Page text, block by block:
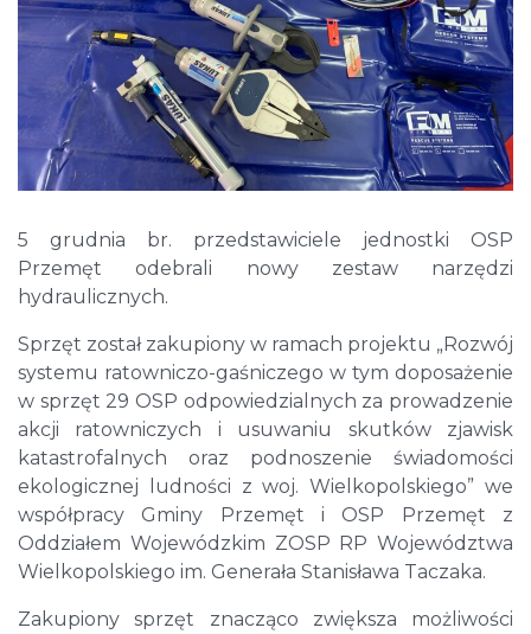
5 grudnia br. przedstawiciele jednostki OSP
Przemęt odebrali nowy zestaw narzędzi
hydraulicznych.
Sprzęt został zakupiony w ramach projektu „Rozwój
systemu ratowniczo-gaśniczego w tym doposażenie
w sprzęt 29 OSP odpowiedzialnych za prowadzenie
akcji ratowniczych i usuwaniu skutków zjawisk
katastrofalnych oraz podnoszenie świadomości
ekologicznej ludności z woj. Wielkopolskiego” we
współpracy Gminy Przemęt i OSP Przemęt z
Oddziałem Wojewódzkim ZOSP RP Województwa
Wielkopolskiego im. Generała Stanisława Taczaka.
Zakupiony sprzęt znacząco zwiększa możliwości